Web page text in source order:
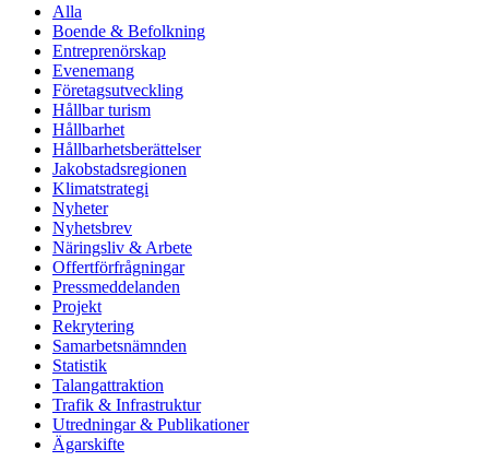
Alla
Boende & Befolkning
Entreprenörskap
Evenemang
Företagsutveckling
Hållbar turism
Hållbarhet
Hållbarhetsberättelser
Jakobstadsregionen
Klimatstrategi
Nyheter
Nyhetsbrev
Näringsliv & Arbete
Offertförfrågningar
Pressmeddelanden
Projekt
Rekrytering
Samarbetsnämnden
Statistik
Talangattraktion
Trafik & Infrastruktur
Utredningar & Publikationer
Ägarskifte